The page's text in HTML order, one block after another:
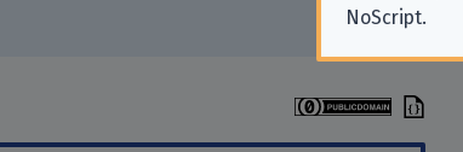
NoScript.